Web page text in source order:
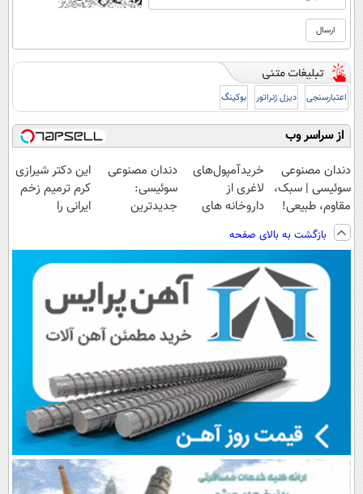
اعتبارسنجی دیزل ژنراتور بوکینگ
از سراسر وب
دندان مصنوعی
سوئیسی | سبک،
مقاوم، طبیعی!
ویزیت
رایگان+پرداخت
اقساطی😍
خریدآمپول‌های
لاغری از
داروخانه های
فوری همراه با
پک یخ!
دندان مصنوعی
سوئیسی:
جدیدترین
پرداخت قسطی
این دکتر شیرازی
کرم ترمیم زخم
ایرانی را
بازگشت به بالای صفحه